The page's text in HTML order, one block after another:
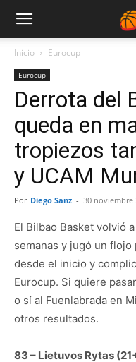
Inicio Eurocup
Eurocup
Derrota del
queda en
tropiezos
y UCAM
Por Diego Sanz - 30 noviembre
El Bilbao Basket volvió
semanas y jugó un
desde el inicio y
Eurocup. Si quiere
o sí al Fuenlabrada en
otros resultados.
83 – Lietuvos Rytas